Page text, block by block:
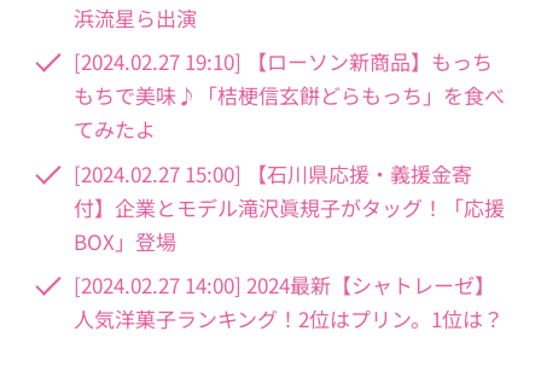
浜流星ら出演
[2024.02.27 19:10] 【ローソン新商品】もっち
もちで美味♪「桔梗信玄餅どらもっち」を食べ
てみたよ
[2024.02.27 15:00] 【石川県応援・義援金寄
付】企業とモデル滝沢眞規子がタッグ！「応援
BOX」登場
[2024.02.27 14:00] 2024最新【シャトレーゼ】
人気洋菓子ランキング！2位はプリン。1位は？